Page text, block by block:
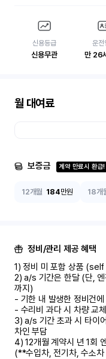
신용등급
신용무관
운전
만 26
월 대여료
보증금 계약 만료시 환급!
12개월 184만원 18개
정비/관리 제공 혜택
1) 정비 미 포함 상품 (self
2) a/s 기간은 한달 (단,
까지)
- 기한 내 발생한 정비건
- 수리비 과다 시 차량 교
3) a/s 기간 초과 시 타이
차인 부담
4) 12개월 계약시 년 1회
(**수입차, 전기차, 수소차